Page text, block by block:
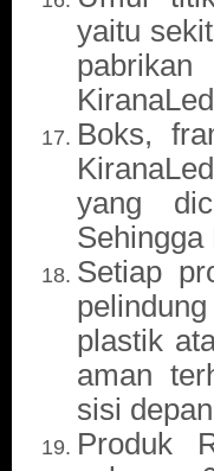
yaitu
Boks,
yang
Sehingga
Setiap
plastik
aman
sisi depan
Produk